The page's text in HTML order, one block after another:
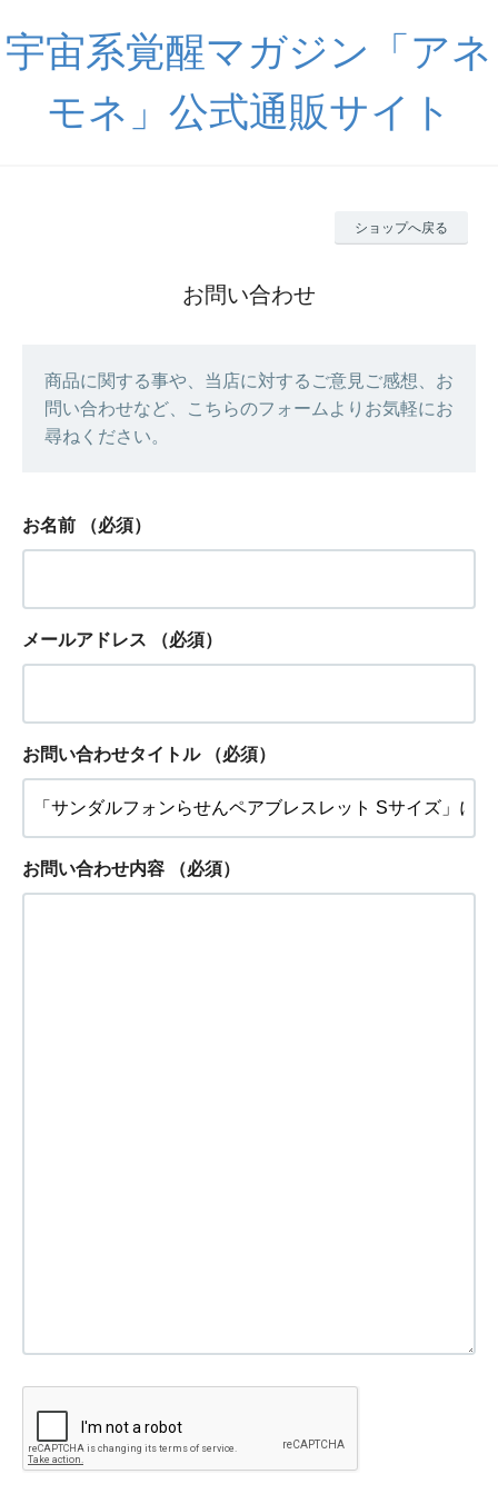
宇宙系覚醒マガジン「アネ
モネ」公式通販サイト
ショップへ戻る
お問い合わせ
商品に関する事や、当店に対するご意見ご感想、お
問い合わせなど、こちらのフォームよりお気軽にお
尋ねください。
お名前 （必須）
メールアドレス （必須）
お問い合わせタイトル （必須）
お問い合わせ内容 （必須）